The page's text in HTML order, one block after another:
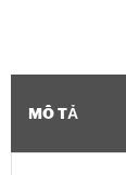
MÔ TẢ